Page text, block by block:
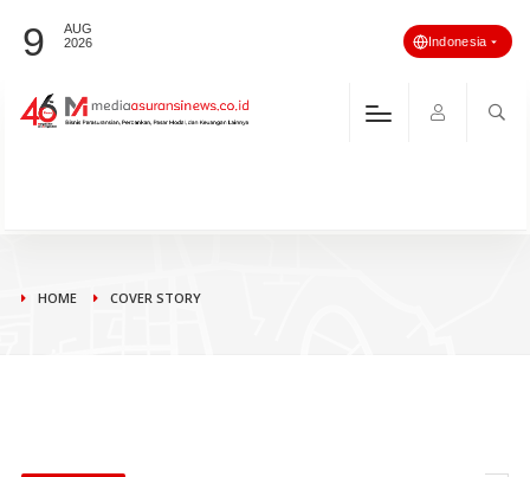
9
AUG
2026
Indonesia
HOME COVER STORY